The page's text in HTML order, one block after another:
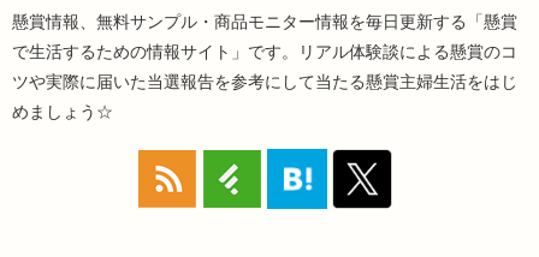
懸賞情報、無料サンプル・商品モニター情報を毎日更新する「懸賞
で生活するための情報サイト」です。リアル体験談による懸賞のコ
ツや実際に届いた当選報告を参考にして当たる懸賞主婦生活をはじ
めましょう☆